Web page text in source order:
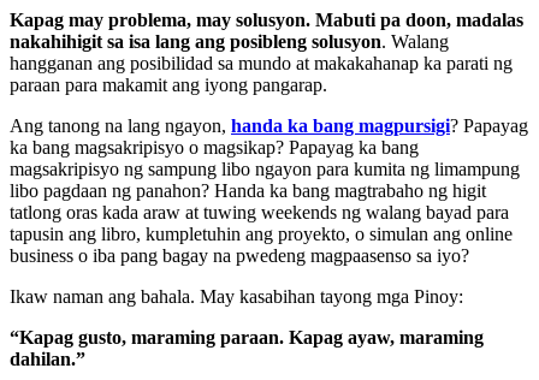
Kapag may problema, may solusyon. Mabuti pa doon, madalas
nakahihigit sa isa lang ang posibleng solusyon. Walang
hangganan ang posibilidad sa mundo at makakahanap ka parati ng
paraan para makamit ang iyong pangarap.
Ang tanong na lang ngayon, handa ka bang magpursigi? Papayag
ka bang magsakripisyo o magsikap? Papayag ka bang
magsakripisyo ng sampung libo ngayon para kumita ng limampung
libo pagdaan ng panahon? Handa ka bang magtrabaho ng higit
tatlong oras kada araw at tuwing weekends ng walang bayad para
tapusin ang libro, kumpletuhin ang proyekto, o simulan ang online
business o iba pang bagay na pwedeng magpaasenso sa iyo?
Ikaw naman ang bahala. May kasabihan tayong mga Pinoy:
“Kapag gusto, maraming paraan. Kapag ayaw, maraming
dahilan.”